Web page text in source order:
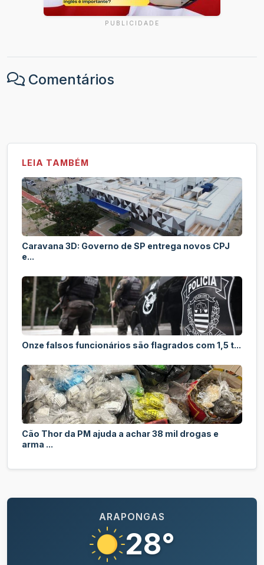
PUBLICIDADE
Comentários
LEIA TAMBÉM
Caravana 3D: Governo de SP entrega novos CPJ
e...
Onze falsos funcionários são flagrados com 1,5 t...
Cão Thor da PM ajuda a achar 38 mil drogas e
arma ...
ARAPONGAS
28°